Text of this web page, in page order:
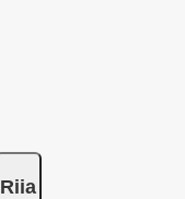
Riia